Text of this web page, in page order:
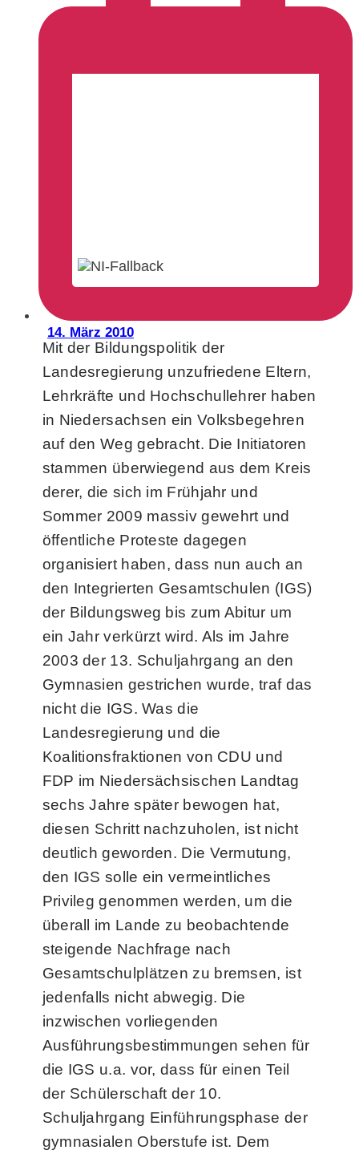
14. März 2010
Mit der Bildungspolitik der
Landesregierung unzufriedene Eltern,
Lehrkräfte und Hochschullehrer haben
in Niedersachsen ein Volksbegehren
auf den Weg gebracht. Die Initiatoren
stammen überwiegend aus dem Kreis
derer, die sich im Frühjahr und
Sommer 2009 massiv gewehrt und
öffentliche Proteste dagegen
organisiert haben, dass nun auch an
den Integrierten Gesamtschulen (IGS)
der Bildungsweg bis zum Abitur um
ein Jahr verkürzt wird. Als im Jahre
2003 der 13. Schuljahrgang an den
Gymnasien gestrichen wurde, traf das
nicht die IGS. Was die
Landesregierung und die
Koalitionsfraktionen von CDU und
FDP im Niedersächsischen Landtag
sechs Jahre später bewogen hat,
diesen Schritt nachzuholen, ist nicht
deutlich geworden. Die Vermutung,
den IGS solle ein vermeintliches
Privileg genommen werden, um die
überall im Lande zu beobachtende
steigende Nachfrage nach
Gesamtschulplätzen zu bremsen, ist
jedenfalls nicht abwegig. Die
inzwischen vorliegenden
Ausführungsbestimmungen sehen für
die IGS u.a. vor, dass für einen Teil
der Schülerschaft der 10.
Schuljahrgang Einführungsphase der
gymnasialen Oberstufe ist. Dem